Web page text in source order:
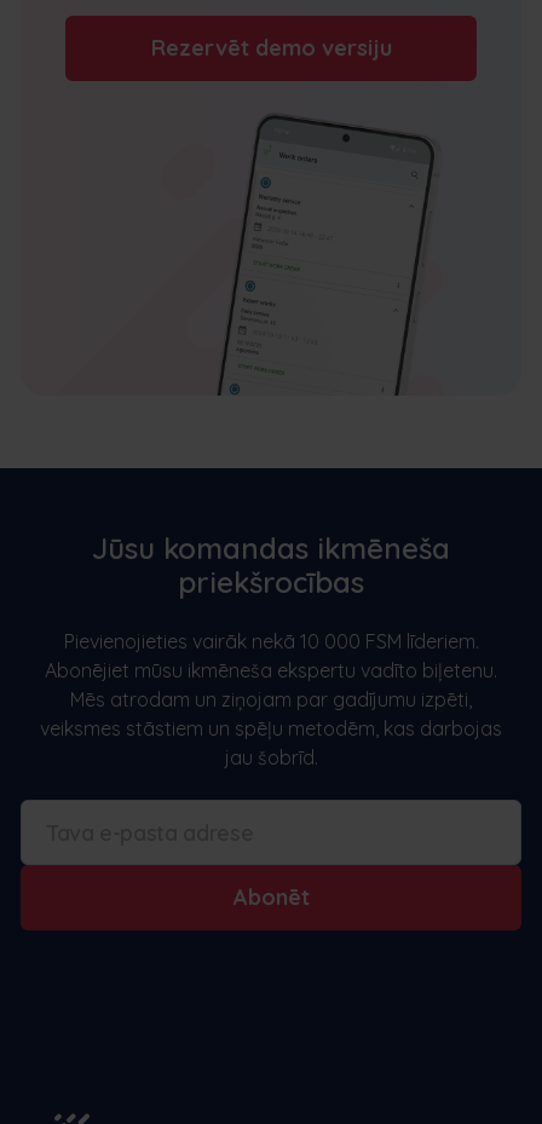
Rezervēt demo versiju
Jūsu komandas ikmēneša
priekšrocības
Pievienojieties vairāk nekā 10 000 FSM līderiem.
Abonējiet mūsu ikmēneša ekspertu vadīto biļetenu.
Mēs atrodam un ziņojam par gadījumu izpēti,
veiksmes stāstiem un spēļu metodēm, kas darbojas
jau šobrīd.
Abonēt